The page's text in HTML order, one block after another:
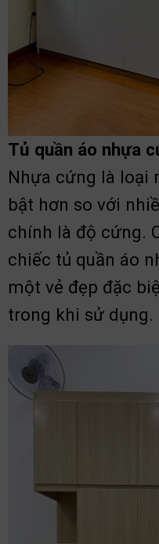
Tủ quần áo nhựa
Nhựa cứng là loại
bật hơn so với
chính là độ cứng.
chiếc tủ quần áo
một vẻ đẹp đặc
trong khi sử dụng.